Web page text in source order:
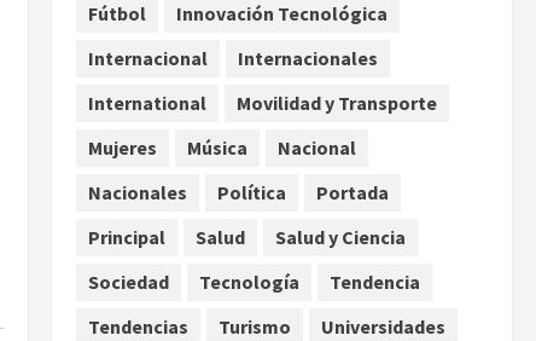
4
Guanajuato
agosto 6, 2026
Nacional
Falla en sistema Booster de
colonias de Tijuana
agosto 6, 2026
Fútbol
Innovación Tecnológica
Internacional
Internacionales
International
Movilidad y Transporte
Mujeres
Música
Nacional
Nacionales
Política
Portada
Principal
Salud
Salud y Ciencia
Sociedad
Tecnología
Tendencia
Tendencias
Turismo Universidades